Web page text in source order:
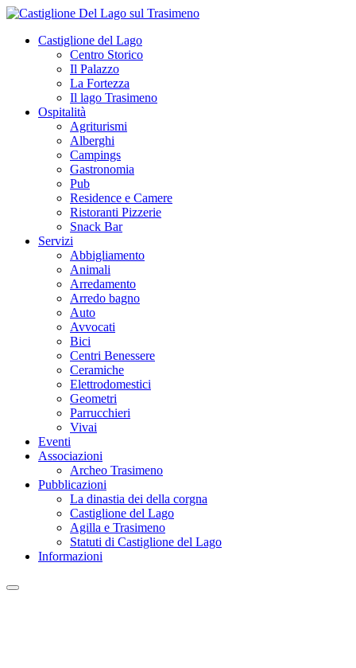
Castiglione del Lago
Centro Storico
Il Palazzo
La Fortezza
Il lago Trasimeno
Ospitalità
Agriturismi
Alberghi
Campings
Gastronomia
Pub
Residence e Camere
Ristoranti Pizzerie
Snack Bar
Servizi
Abbigliamento
Animali
Arredamento
Arredo bagno
Auto
Avvocati
Bici
Centri Benessere
Ceramiche
Elettrodomestici
Geometri
Parrucchieri
Vivai
Eventi
Associazioni
Archeo Trasimeno
Pubblicazioni
La dinastia dei della corgna
Castiglione del Lago
Agilla e Trasimeno
Statuti di Castiglione del Lago
Informazioni